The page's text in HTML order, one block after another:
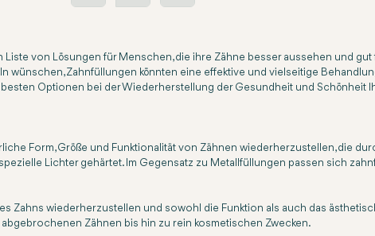
von Lösungen für Menschen, die ihre Zähne besser aussehen und gut
Zahnfüllungen könnten eine effektive und vielseitige
Optionen bei der Wiederherstellung der Gesundheit und Schönheit
Form, Größe und Funktionalität von Zähnen wiederherzustellen, die
Lichter gehärtet. Im Gegensatz zu Metallfüllungen passen sich
Zahns wiederherzustellen und sowohl die Funktion als auch das
Zähnen bis hin zu rein kosmetischen Zwecken.